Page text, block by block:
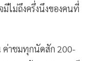
ไม่ถึงครึ่งนึงของคนที่
ค่าชมทุกนัดสัก 200-